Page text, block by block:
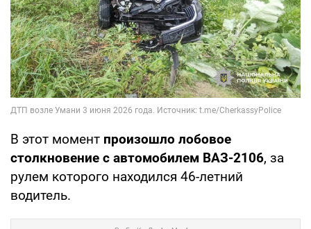
В этот момент произошло лобовое
столкновение с автомобилем ВАЗ-2106, за
рулем которого находился 46-летний
водитель.